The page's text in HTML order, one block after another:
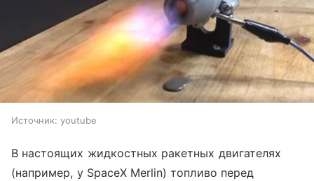
Источник: youtube
В настоящих жидкостных ракетных двигателях
(например, у SpaceX Merlin) топливо перед